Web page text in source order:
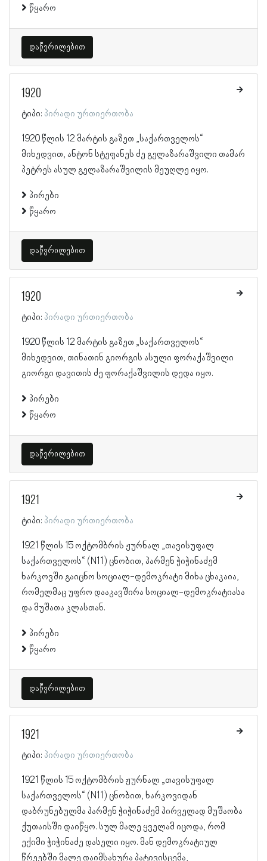
წყარო
დაწვრილებით
1920
ტიპი: პირადი ურთიერთობა
1920 წლის 12 მარტის გაზეთ „საქართველოს“
მიხედვით, ანტონ სტეფანეს ძე გელაზარაშვილი თამარ
პეტრეს ასულ გელაზარაშვილის მეუღლე იყო.
პირები
წყარო
დაწვრილებით
1920
ტიპი: პირადი ურთიერთობა
1920 წლის 12 მარტის გაზეთ „საქართველოს“
მიხედვით, თინათინ გიორგის ასული ფორაქაშვილი
გიორგი დავითის ძე ფორაქაშვილის დედა იყო.
პირები
წყარო
დაწვრილებით
1921
ტიპი: პირადი ურთიერთობა
1921 წლის 15 ოქტომბრის ჟურნალ „თავისუფალ
საქართველოს“ (N11) ცნობით, პარმენ ჭიჭინაძემ
ხარკოვში გაიცნო სოციალ-დემოკრატი მიხა ცხაკაია,
რომელმაც უფრო დააკავშირა სოციალ-დემოკრატიასა
და მუშათა კლასთან.
პირები
წყარო
დაწვრილებით
1921
ტიპი: პირადი ურთიერთობა
1921 წლის 15 ოქტომბრის ჟურნალ „თავისუფალ
საქართველოს“ (N11) ცნობით, ხარკოვიდან
დაბრუნებულმა პარმენ ჭიჭინაძემ პირველად მუშაობა
ქუთაისში დაიწყო. სულ მალე ყველამ იცოდა, რომ
ექიმი ჭიჭინაძე დასელი იყო. მან დემოკრატიულ
წრეებში მალე დაიმსახურა პატივისცემა,